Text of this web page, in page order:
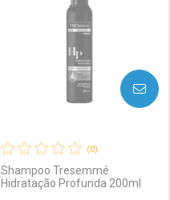
Laboratório
Por Menos
(0)
Shampoo Tresemmé
Hidratação Profunda 200ml
AVISE-ME